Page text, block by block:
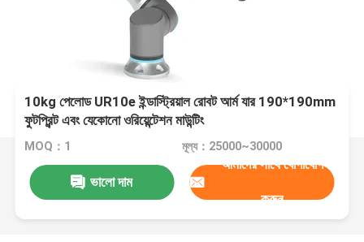
10kg পেলোড UR10e ইন্ডাস্ট্রিয়াল রোবট আর্ম যার 190*190mm
ফুটপ্রিন্ট এবং যেকোনো ওরিয়েন্টেশন মাউন্টিং
MOQ：1 মূল্য：25000~30000
ভালো দাম
আমাদের সাথে যোগাযোগ
করুন